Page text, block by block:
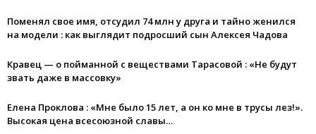
Поменял свое имя, отсудил 74 млн у друга и тайно женился
на модели : как выглядит подросший сын Алексея Чадова
Кравец — о пойманной с веществами Тарасовой : «Не будут
звать даже в массовку»
Елена Проклова : «Мне было 15 лет, а он ко мне в трусы лез!».
Высокая цена всесоюзной славы…